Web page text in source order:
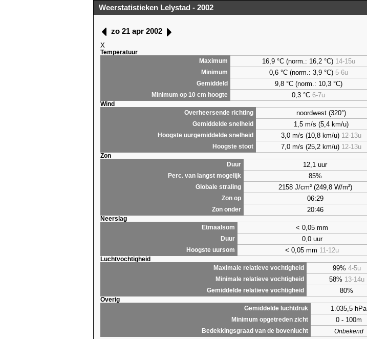
Weerstatistieken Lelystad - 2002
zo 21 apr 2002
X
Temperatuur
Maximum
16,9 °C (norm.: 16,2 °C) 14-15u
Minimum 0,6°C (norm.: 3,9 °C) 5-6u
Gemiddeld 9,8°C (norm.: 10,3 °C)
Minimum op 10 cm hoogte 0,3 °C6-7u
Wind
Overheersende richting
noordwest (320°)
Gemiddelde snelheid 1,5 m/s (5,4 km/u)
Hoogste uurgemiddelde snelheid 3,0 m/s (10,8 km/u) 12-13u
Hoogste stoot 7,0 m/s (25,2 km/u) 12-13u
Zon
Duur
12,1 uur
Perc. van langst mogelijk 85%
Globale straling 2158 J/cm² (249,8 W/m²)
Zon op 06:29
Zon onder 20:46
Neerslag
Etmaalsom
< 0,05 mm
Duur 0,0 uur
Hoogste uursom < 0,05 mm 11-12u
Luchtvochtigheid
Maximale relatieve vochtigheid
99% 4-5u
Minimale relatieve vochtigheid 58% 13-14u
Gemiddelde relatieve vochtigheid 80%
Overig
Gemiddelde luchtdruk
1.035,5 hPa
Minimum opgetreden zicht 0 - 100m
Bedekkingsgraad van de bovenlucht Onbekend